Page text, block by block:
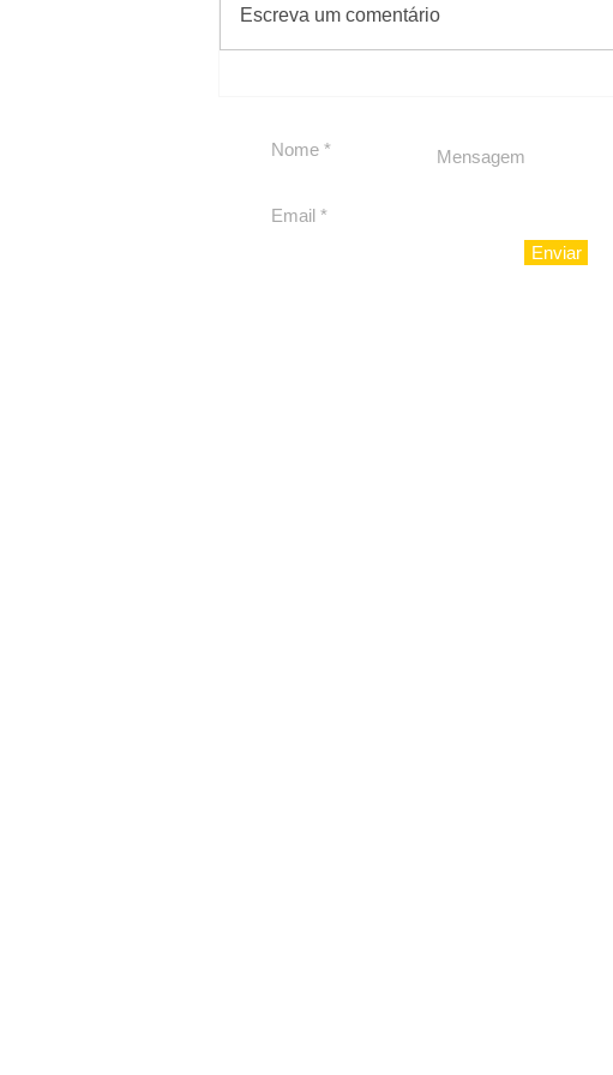
Escreva um comentário
Enviar